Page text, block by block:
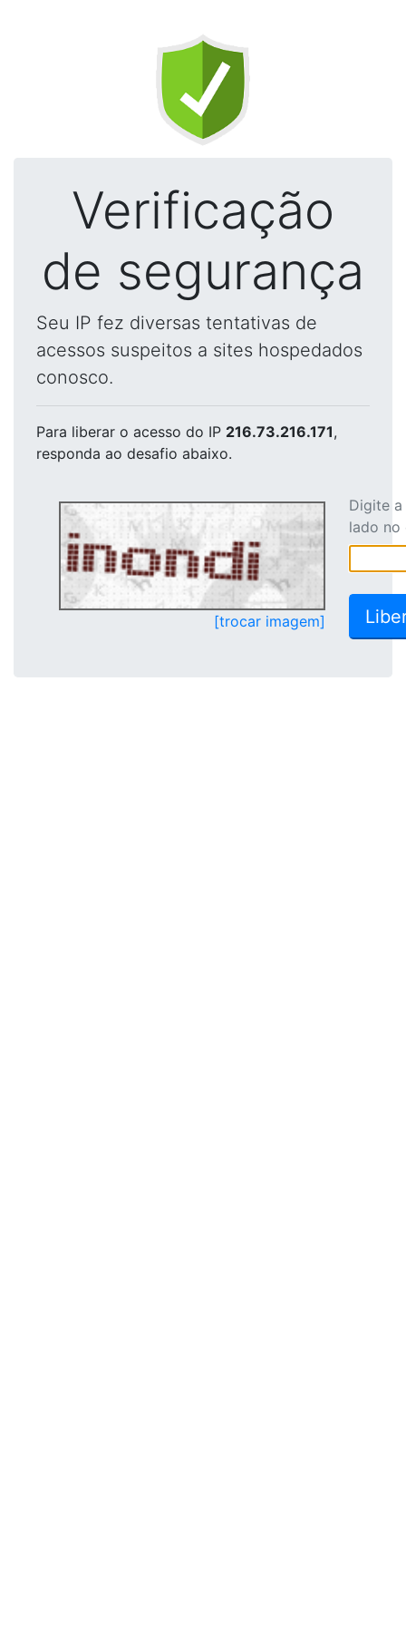
Verificação
de segurança
Seu IP fez diversas tentativas de
acessos suspeitos a sites hospedados
conosco.
Para liberar o acesso do IP 216.73.216.171,
responda ao desafio abaixo.
[trocar imagem]
Digite
lado no